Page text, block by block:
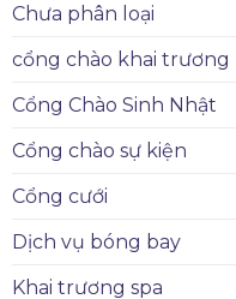
Chưa phân loại
cổng chào khai trương
Cổng Chào Sinh Nhật
Cổng chào sự kiện
Cổng cưới
Dịch vụ bóng bay
Khai trương spa